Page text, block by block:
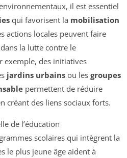
il est essentiel
qui favorisent la mobilisation
actions locales peuvent faire
la lutte contre le
exemple, des initiatives
jardins urbains ou les groupes
permettent de réduire
créant des liens sociaux forts.
de l’éducation
scolaires qui intègrent la
le plus jeune âge aident à